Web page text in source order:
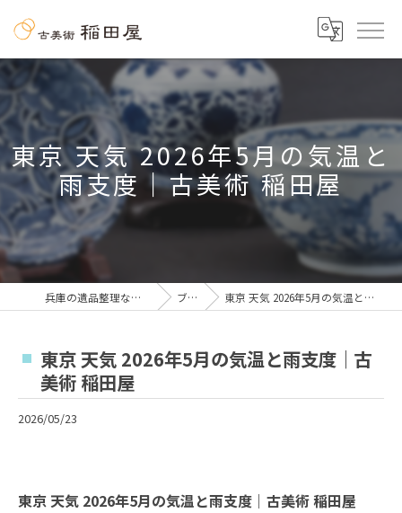
東京 天気 2026年5月の気温と
雨支度｜古美術 稲田屋
兵庫の遺品整理なら古美術 稲田屋 ブログ 東京 天気 2026年5月の気温と雨支度｜古美術 稲田屋
東京 天気 2026年5月の気温と雨支度｜古
美術 稲田屋
2026/05/23
東京 天気 2026年5月の気温と雨支度｜古美術 稲田屋